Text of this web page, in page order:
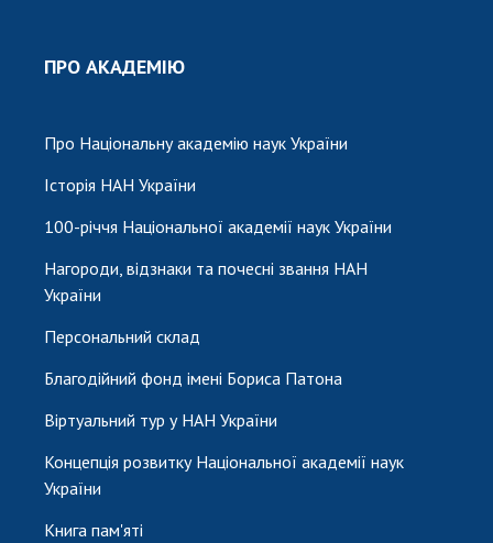
ПРО АКАДЕМІЮ
Про Національну академію наук України
Історія НАН України
100-річчя Національної академії наук України
Нагороди, відзнаки та почесні звання НАН
України
Персональний склад
Благодійний фонд імені Бориса Патона
Віртуальний тур у НАН України
Концепція розвитку Національної академії наук
України
Книга пам'яті